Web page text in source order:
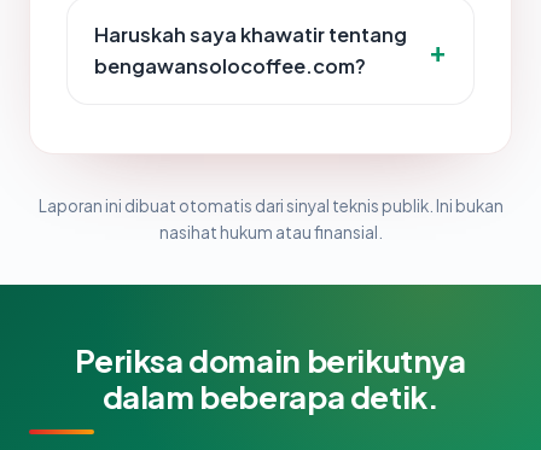
Haruskah saya khawatir tentang
bengawansolocoffee.com?
Laporan ini dibuat otomatis dari sinyal teknis publik. Ini bukan
nasihat hukum atau finansial.
Periksa domain berikutnya
dalam beberapa detik.